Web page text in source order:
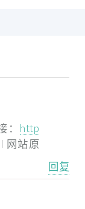
： http
网站原
回复